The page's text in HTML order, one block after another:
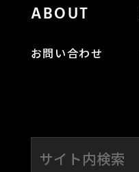
ABOUT
お問い合わせ